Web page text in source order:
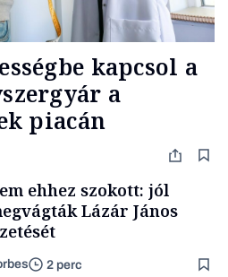
kapcsol a
a
piacán
ehhez szokott: jól
Lázár János
2 perc